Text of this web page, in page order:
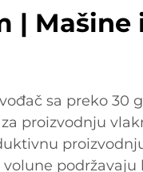
|
sa preko
proizvodnju